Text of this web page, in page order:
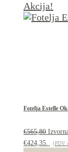
Akcija!
Fotelja Estelle
€565,80
€424,35.
(PDV